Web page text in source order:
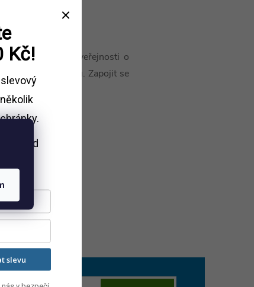
široké veřejnosti o
krycích materiálů. Zapojit se
Kč!
nad
slevu